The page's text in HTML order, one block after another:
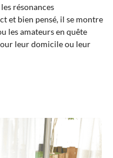
résonances
et bien pensé, il se montre
les amateurs en quête
leur domicile ou leur